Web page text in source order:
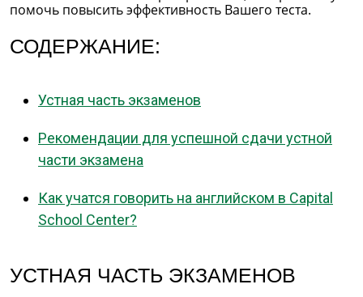
помочь повысить эффективность Вашего теста.
СОДЕРЖАНИЕ:
Устная часть экзаменов
Рекомендации для успешной сдачи устной
части экзамена
Как учатся говорить на английском в Capital
School Center?
УСТНАЯ ЧАСТЬ ЭКЗАМЕНОВ